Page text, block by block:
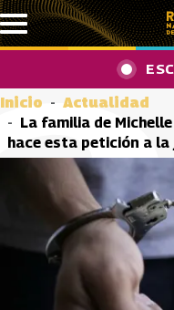
Pasar al contenido principal
Inicio
Actualidad
La familia de
hace esta petición a